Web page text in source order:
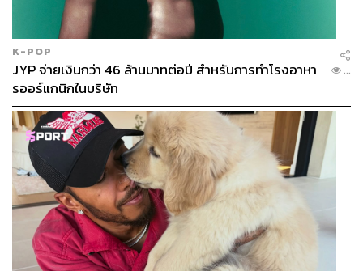
K-POP
JYP จ่ายเงินกว่า 46 ล้านบาทต่อปี สำหรับการทำโรงอาหา
รออร์แกนิกในบริษัท
...